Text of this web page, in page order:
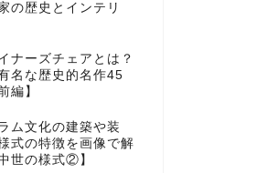
の歴史とインテリ
ナーズチェアとは？
名な歴史的名作45
編】
ム文化の建築や装
式の特徴を画像で解
世の様式②】